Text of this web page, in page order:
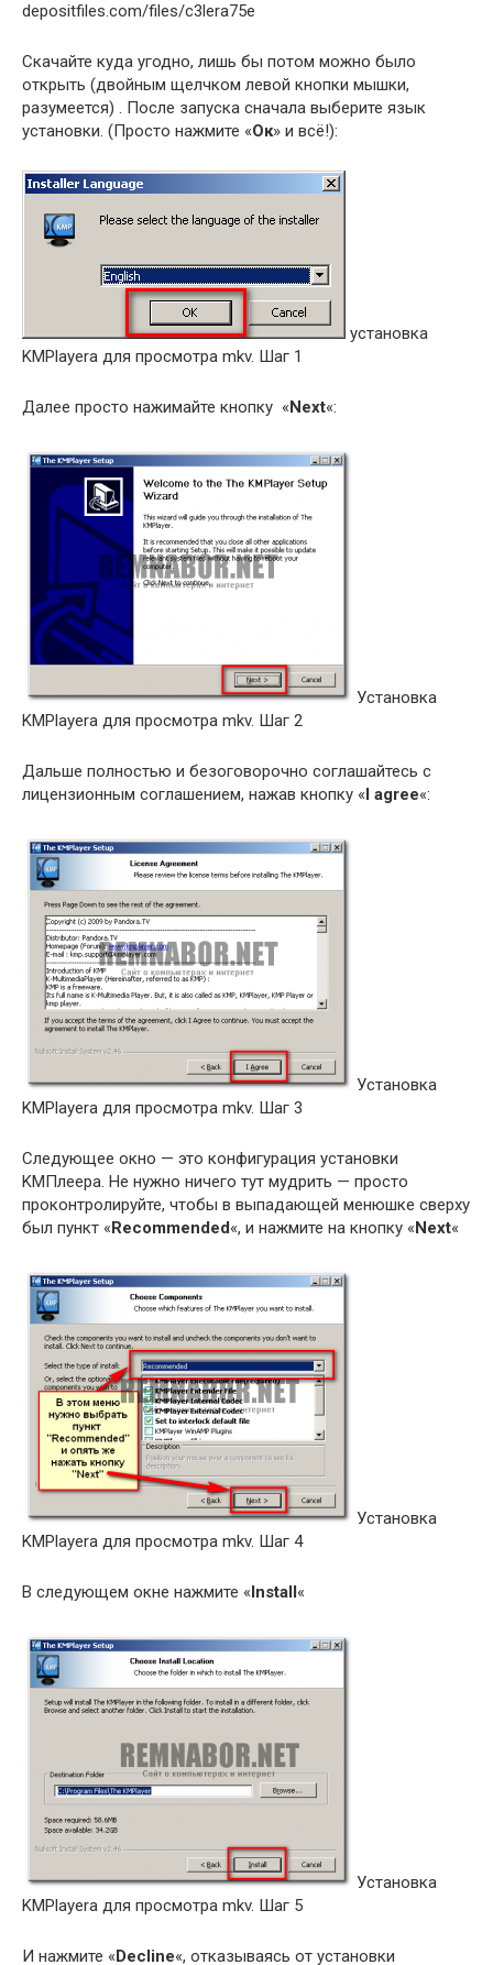
depositfiles.com/files/c3lera75e
Скачайте куда угодно, лишь бы потом можно было
открыть (двойным щелчком левой кнопки мышки,
разумеется) . После запуска сначала выберите язык
установки. (Просто нажмите «Ок» и всё!):
установка
KMPlayerа для просмотра mkv. Шаг 1
Далее просто нажимайте кнопку «Next«:
Установка
KMPlayerа для просмотра mkv. Шаг 2
Дальше полностью и безоговорочно соглашайтесь с
лицензионным соглашением, нажав кнопку «I agree«:
Установка
KMPlayerа для просмотра mkv. Шаг 3
Следующее окно — это конфигурация установки
KMПлеера. Не нужно ничего тут мудрить — просто
проконтролируйте, чтобы в выпадающей менюшке сверху
был пункт «Recommended«, и нажмите на кнопку «Next«
Установка
KMPlayerа для просмотра mkv. Шаг 4
В следующем окне нажмите «Install«
Установка
KMPlayerа для просмотра mkv. Шаг 5
И нажмите «Decline«, отказываясь от установки